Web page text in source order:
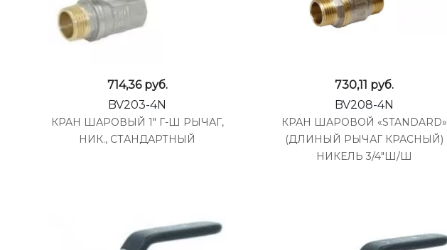
714,36 руб.
BV203-4N
КРАН ШАРОВЫЙ 1" Г-Ш РЫЧАГ,
НИК., СТАНДАРТНЫЙ
730,11 руб.
BV208-4N
КРАН ШАРОВОЙ «STANDARD»
(ДЛИНЫЙ РЫЧАГ КРАСНЫЙ)
НИКЕЛЬ 3/4"Ш/Ш